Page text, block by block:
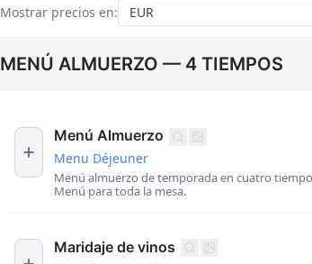
Mostrar precios en:
MENÚ ALMUERZO — 4 TIEMPOS
Menú Almuerzo
Menu Déjeuner
Menú almuerzo de temporada en cuatro
Menú para toda la mesa.
Maridaje de vinos